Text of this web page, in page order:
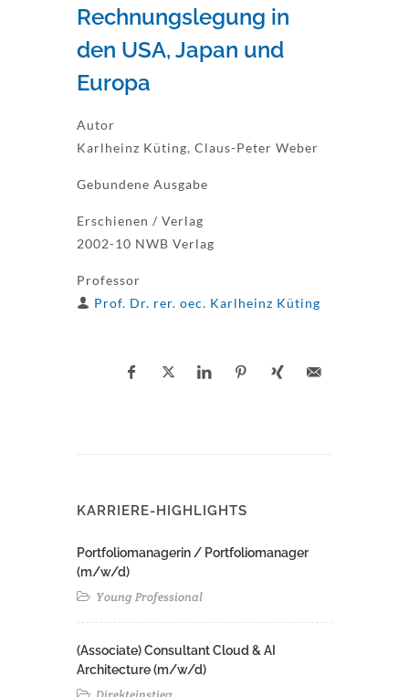
Rechnungslegung in
den USA, Japan und
Europa
Autor
Karlheinz Küting, Claus-Peter Weber
Gebundene Ausgabe
Erschienen / Verlag
2002-10 NWB Verlag
Professor
Prof. Dr. rer. oec. Karlheinz Küting
KARRIERE-HIGHLIGHTS
Portfoliomanagerin / Portfoliomanager
(m/w/d)
Young Professional
(Associate) Consultant Cloud & AI
Architecture (m/w/d)​ ​